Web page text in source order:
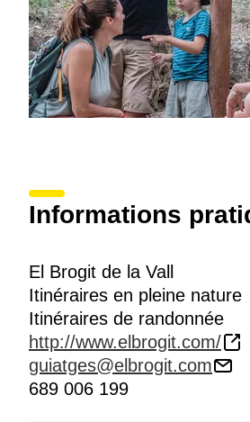
Informations
El Brogit de la Vall
Itinéraires en pleine nature
Itinéraires de randonnée
http://www.elbrogit.com/
guiatges@elbrogit.com
689 006 199